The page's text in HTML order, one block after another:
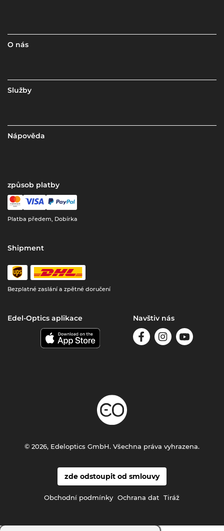
O nás
Služby
Nápověda
způsob platby
Platba předem, Dobírka
Shipment
Bezplatné zaslání a zpětné doručení
Edel-Optics aplikace Navštiv nás
zde odstoupit od smlouvy
Obchodní podmínky Ochrana dat Tiráž
© 2026, Edeloptics GmbH. Všechna práva vyhrazena.